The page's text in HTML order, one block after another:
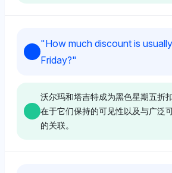
ChatGPT 偏爱任天堂和苹果，均占
额，另有 PlayStation 5 (13.8%) 和
期五商品的强烈关注。其情感语气是
产品在消费者中广泛的生态系统吸引
Gemini
"How much discount is
Friday?"
沃尔玛和塔吉特成为黑色星期五折
在于它们保持的可见性以及与广泛
的关联。